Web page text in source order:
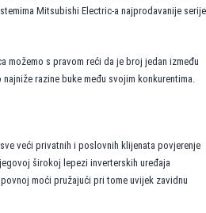
Mitsubishi Electric-a najprodavanije serije
možemo s pravom reći da je broj jedan između
razine buke među svojim konkurentima.
veći privatnih i poslovnih klijenata povjerenje
širokoj lepezi inverterskih uređaja
moći pružajući pri tome uvijek zavidnu